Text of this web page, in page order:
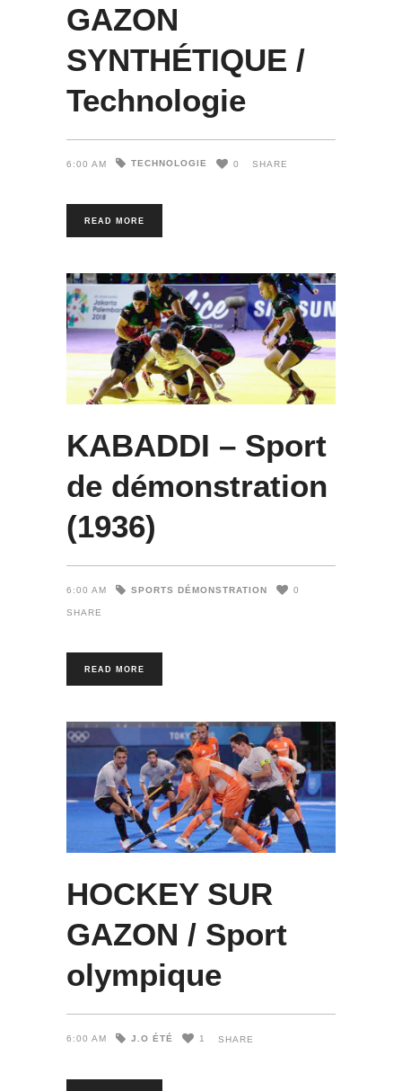
GAZON
SYNTHÉTIQUE /
Technologie
6:00 AM TECHNOLOGIE 0 SHARE
READ MORE
KABADDI – Sport
de démonstration
(1936)
6:00 AM SPORTS DÉMONSTRATION 0
SHARE
READ MORE
HOCKEY SUR
GAZON / Sport
olympique
6:00 AM J.O ÉTÉ 1 SHARE